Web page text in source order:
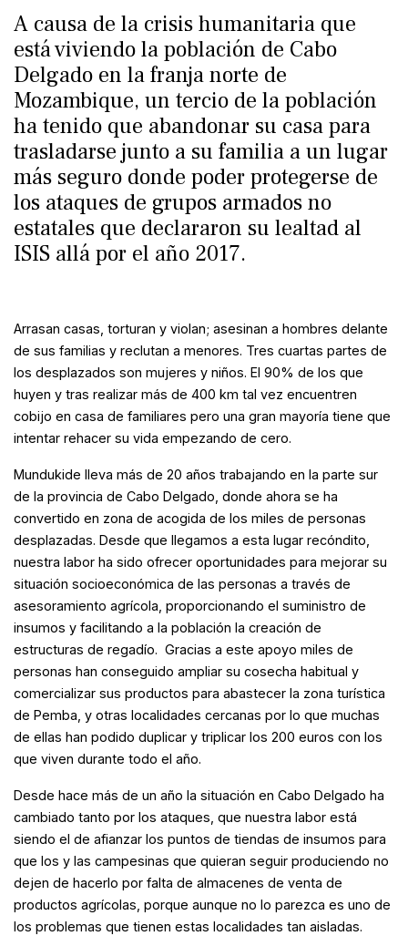
A causa de la crisis humanitaria que
está viviendo la población de Cabo
Delgado en la franja norte de
Mozambique, un tercio de la población
ha tenido que abandonar su casa para
trasladarse junto a su familia a un lugar
más seguro donde poder protegerse de
los ataques de grupos armados no
estatales que declararon su lealtad al
ISIS allá por el año 2017.
Arrasan casas, torturan y violan; asesinan a hombres delante
de sus familias y reclutan a menores. Tres cuartas partes de
los desplazados son mujeres y niños. El 90% de los que
huyen y tras realizar más de 400 km tal vez encuentren
cobijo en casa de familiares pero una gran mayoría tiene que
intentar rehacer su vida empezando de cero.
Mundukide lleva más de 20 años trabajando en la parte sur
de la provincia de Cabo Delgado, donde ahora se ha
convertido en zona de acogida de los miles de personas
desplazadas. Desde que llegamos a esta lugar recóndito,
nuestra labor ha sido ofrecer oportunidades para mejorar su
situación socioeconómica de las personas a través de
asesoramiento agrícola, proporcionando el suministro de
insumos y facilitando a la población la creación de
estructuras de regadío. Gracias a este apoyo miles de
personas han conseguido ampliar su cosecha habitual y
comercializar sus productos para abastecer la zona turística
de Pemba, y otras localidades cercanas por lo que muchas
de ellas han podido duplicar y triplicar los 200 euros con los
que viven durante todo el año.
Desde hace más de un año la situación en Cabo Delgado ha
cambiado tanto por los ataques, que nuestra labor está
siendo el de afianzar los puntos de tiendas de insumos para
que los y las campesinas que quieran seguir produciendo no
dejen de hacerlo por falta de almacenes de venta de
productos agrícolas, porque aunque no lo parezca es uno de
los problemas que tienen estas localidades tan aisladas.